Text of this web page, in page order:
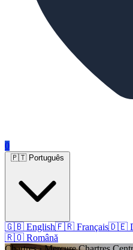
0
🇬🇧 English🇫🇷 Français🇩🇪
🇷🇴 Română